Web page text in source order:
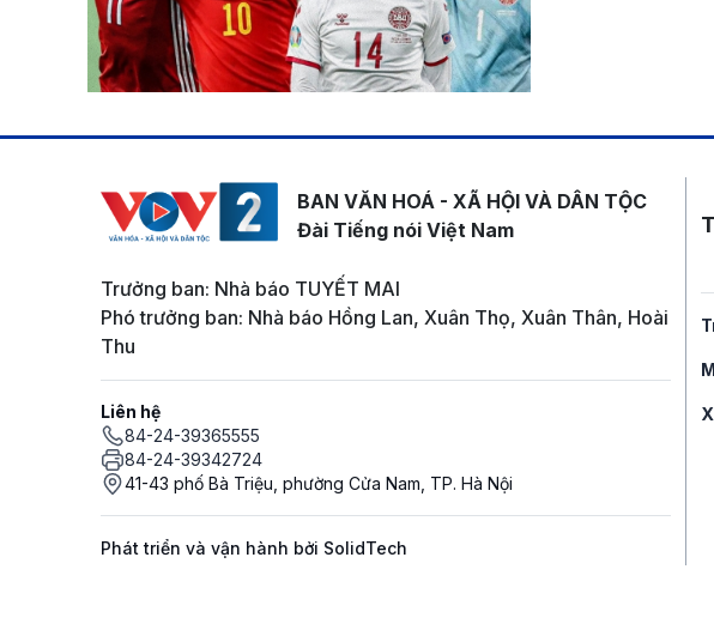
BAN VĂN HOÁ - XÃ HỘI VÀ DÂN TỘC
Đài Tiếng nói Việt Nam
Trưởng ban: Nhà báo TUYẾT MAI
Phó trưởng ban: Nhà báo Hồng Lan, Xuân Thọ, Xuân Thân, Hoài
Thu
Liên hệ
84-24-39365555
84-24-39342724
41-43 phố Bà Triệu, phường Cửa Nam, TP. Hà Nội
Phát triển và vận hành bởi SolidTech